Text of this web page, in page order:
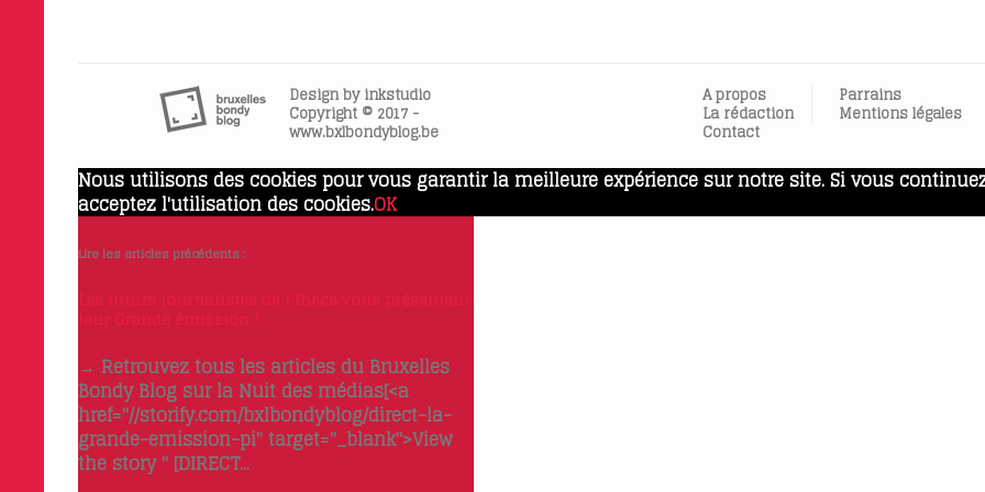
Design byinkstudio
Copyright © 2017 -
www.bxlbondyblog.be
A propos
La rédaction
Contact
Parrains
Mentions légales
Nous utilisons des cookies pour vous garantir la meilleure expérience sur notre site. Si vous
acceptez l'utilisation des cookies.OK
Lire les articles précédents :
Les futurs journalistes de l’Ihecs vous présentent
leur Grande émission !
→ Retrouvez tous les articles du Bruxelles
Bondy Blog sur la Nuit des médias[<a
href="//storify.com/bxlbondyblog/direct-la-
grande-emission-pi" target="_blank">View
the story " [DIRECT...